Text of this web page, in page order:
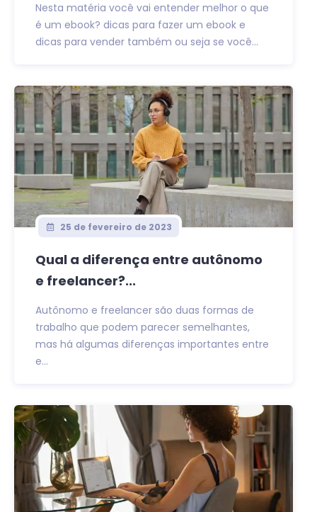
Nesta matéria você vai entender melhor o que
é um ebook? dicas para fazer um ebook e
dicas para vender também ou seja se você...
25 de fevereiro de 2023
Qual a diferença entre autônomo
e freelancer?...
Autônomo e freelancer são duas formas de
trabalho que podem parecer semelhantes,
mas há algumas diferenças importantes entre
e...